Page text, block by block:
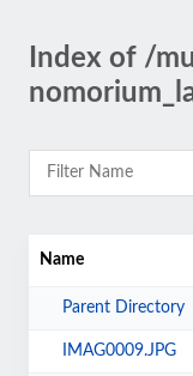
Index of /
Name
Parent Directory
IMAG0009.JPG